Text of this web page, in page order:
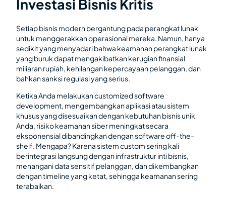
Investasi Bisnis Kritis
Setiap bisnis modern bergantung pada perangkat lunak
untuk menggerakkan operasional mereka. Namun, hanya
sedikit yang menyadari bahwa keamanan perangkat lunak
yang buruk dapat mengakibatkan kerugian finansial
miliaran rupiah, kehilangan kepercayaan pelanggan, dan
bahkan sanksi regulasi yang serius.
Ketika Anda melakukan customized software
development, mengembangkan aplikasi atau sistem
khusus yang disesuaikan dengan kebutuhan bisnis unik
Anda, risiko keamanan siber meningkat secara
eksponensial dibandingkan dengan software off-the-
shelf. Mengapa? Karena sistem custom sering kali
berintegrasi langsung dengan infrastruktur inti bisnis,
menangani data sensitif pelanggan, dan dikembangkan
dengan timeline yang ketat, sehingga keamanan sering
terabaikan.